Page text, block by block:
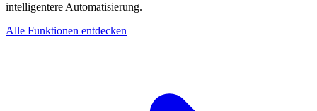
intelligentere Automatisierung.
Alle Funktionen entdecken